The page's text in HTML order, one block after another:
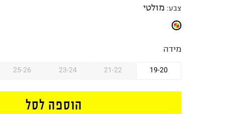
צבע: מולטי
מידה
19-20
21-22
23-24
25-26
הוספה לסל